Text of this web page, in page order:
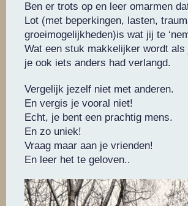
Ben er trots op en leer omarmen
Lot (met beperkingen, lasten,
groeimogelijkheden)is wat jij te
Wat een stuk makkelijker wordt
je ook iets anders had verlangd.
Vergelijk jezelf niet met anderen.
En vergis je vooral niet!
Echt, je bent een prachtig mens.
En zo uniek!
Vraag maar aan je vrienden!
En leer het te geloven..